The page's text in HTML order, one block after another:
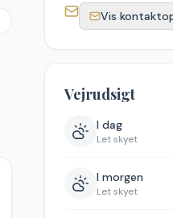
Vis
Vejrudsigt
I dag
Let skyet
I morgen
Let skyet